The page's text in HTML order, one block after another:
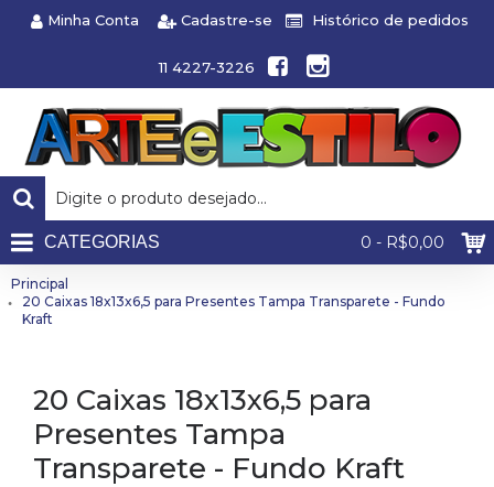
Minha Conta Cadastre-se Histórico de pedidos
11 4227-3226
0 - R$0,00
CATEGORIAS
Principal
20 Caixas 18x13x6,5 para Presentes Tampa Transparete - Fundo
Kraft
20 Caixas 18x13x6,5 para
Presentes Tampa
Transparete - Fundo Kraft